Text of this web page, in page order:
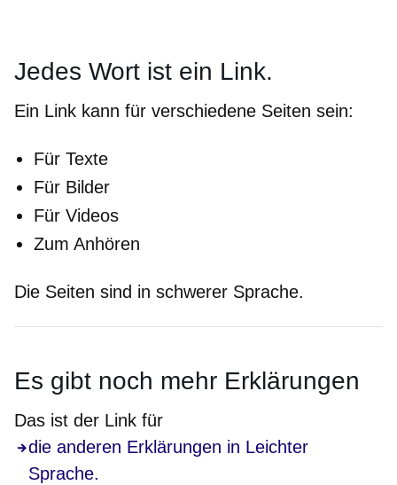
Jedes Wort ist ein Link.
Ein Link kann für verschiedene Seiten sein:
Für Texte
Für Bilder
Für Videos
Zum Anhören
Die Seiten sind in schwerer Sprache.
Es gibt noch mehr Erklärungen
Das ist der Link für
die anderen Erklärungen in Leichter
Sprache.